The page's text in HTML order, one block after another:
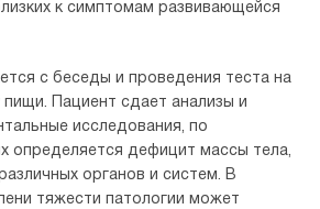
к симптомам развивающейся
с беседы и проведения теста на
Пациент сдает анализы и
исследования, по
определяется дефицит массы тела,
органов и систем. В
тяжести патологии может